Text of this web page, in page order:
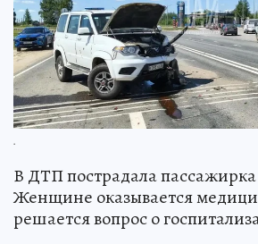
.
В ДТП пострадала
Женщине оказывается
решается вопрос о